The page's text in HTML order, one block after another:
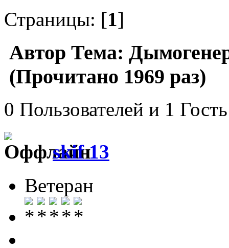
Страницы: [1]
Автор Тема:
(Прочитано 1969 раз)
0 Пользователей и 1
skif 13
Ветеран